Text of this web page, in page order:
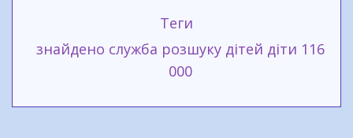
Теги
знайдено служба розшуку дітей діти 116
000